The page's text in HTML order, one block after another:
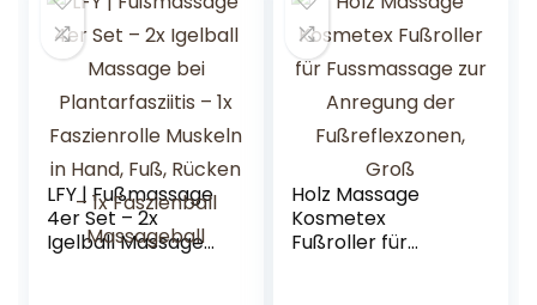
Holz
LFY | Fußmassage
4er Set – 2x
Igelball Massage
Holz Massage
Kosmetex
Fußroller für